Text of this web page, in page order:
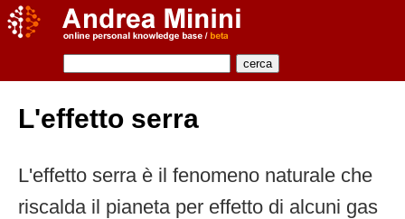
L'effetto serra
L'effetto serra è il fenomeno naturale che
riscalda il pianeta per effetto di alcuni gas